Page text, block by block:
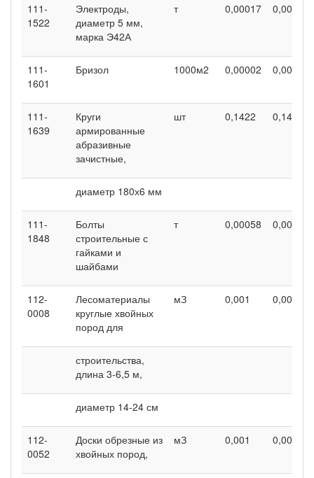
111-
1522
Электроды,
диаметр 5 мм,
марка Э42А
т 0,00017 0,00017
111-
1601
Бризол 1000м2 0,00002 0,00002
111-
1639
Круги
армированные
абразивные
зачистные,
шт 0,1422 0,1422
диаметр 180х6 мм
111-
1848
Болты
строительные с
гайками и
шайбами
т 0,00058 0,00058
112-
0008
Лесоматериалы
круглые хвойных
пород для
мЗ 0,001 0,001
строительства,
длина 3-6,5 м,
диаметр 14-24 см
112-
0052
Доски обрезные из
хвойных пород,
мЗ 0,001 0,001